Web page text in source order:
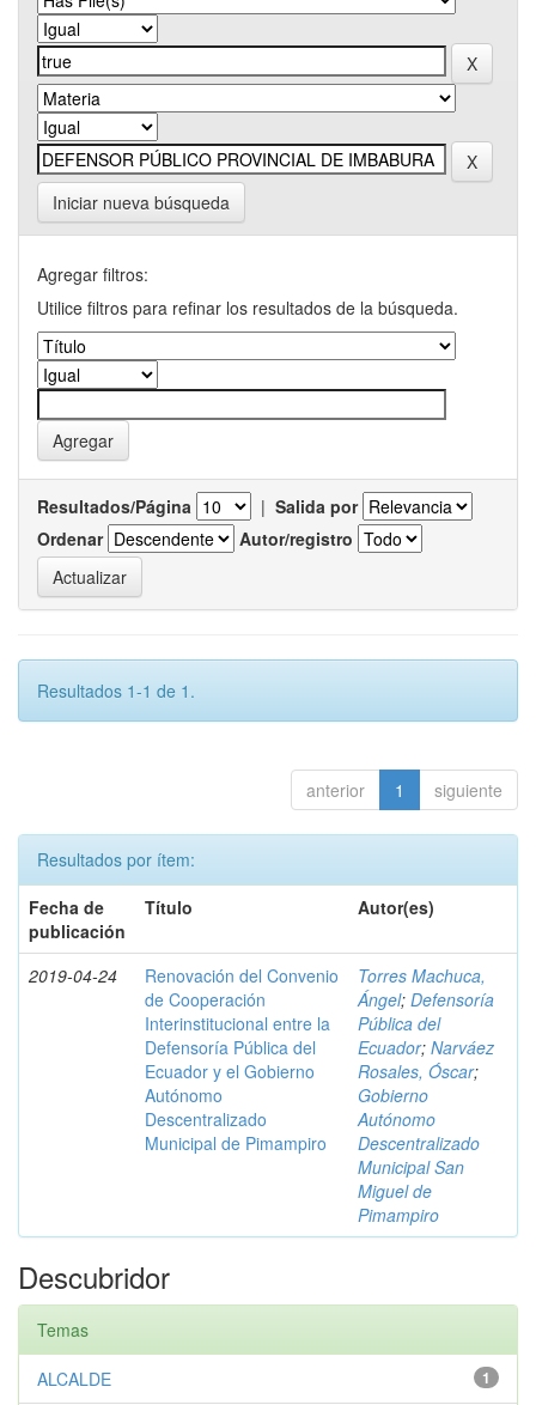
Iniciar nueva búsqueda
Agregar filtros:
Utilice filtros para refinar los resultados de la búsqueda.
Resultados/Página | Salida por
Ordenar
Autor/registro
Resultados 1-1 de 1.
anterior 1 siguiente
Resultados por ítem:
Fecha de
publicación
Título Autor(es)
2019-04-24
Renovación del Convenio
de Cooperación
Interinstitucional entre la
Defensoría Pública del
Ecuador y el Gobierno
Autónomo
Descentralizado
Municipal de Pimampiro
Torres Machuca,
Ángel; Defensoría
Pública del
Ecuador; Narváez
Rosales, Óscar;
Gobierno
Autónomo
Descentralizado
Municipal San
Miguel de
Pimampiro
Descubridor
Temas
1
ALCALDE